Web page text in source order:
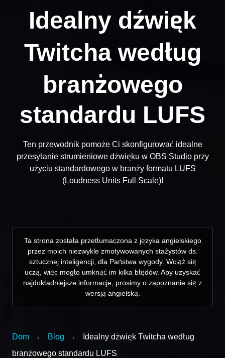
Idealny dźwięk
Twitcha według
branżowego
standardu LUFS
Ten przewodnik pomoże Ci skonfigurować idealne
przesyłanie strumieniowe dźwięku w OBS Studio przy
użyciu standardowego w branży formatu LUFS
(Loudness Units Full Scale)!
Ta strona została przetłumaczona z języka angielskiego
przez moich niezwykle zmotywowanych stażystów ds.
sztucznej inteligencji, dla Państwa wygody. Wciąż się
uczą, więc mogło umknąć im kilka błędów. Aby uzyskać
najdokładniejsze informacje, prosimy o zapoznanie się z
wersją angielską.
Dom › Blog ›
Idealny dźwięk Twitcha według
branżowego standardu LUFS